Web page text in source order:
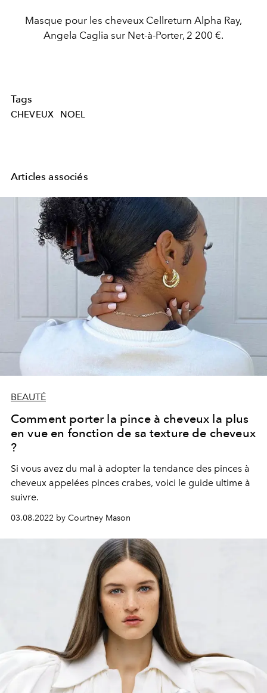
Masque pour les cheveux Cellreturn Alpha Ray,
Angela Caglia sur Net-à-Porter, 2 200 €.
Tags
CHEVEUX NOEL
Articles associés
BEAUTÉ
Comment porter la pince à cheveux la plus
en vue en fonction de sa texture de cheveux
?
Si vous avez du mal à adopter la tendance des pinces à
cheveux appelées pinces crabes, voici le guide ultime à
suivre.
03.08.2022 by Courtney Mason